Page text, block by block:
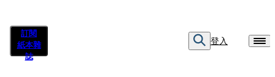
訂閱
紙本雜
誌
登入